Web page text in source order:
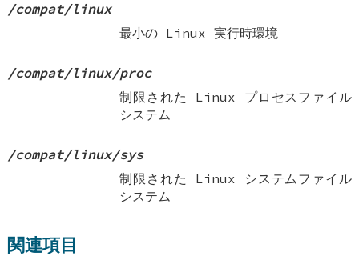
/compat/linux
最小の Linux 実行時環境
/compat/linux/proc
制限された Linux プロセスファイル
システム
/compat/linux/sys
制限された Linux システムファイル
システム
関連項目